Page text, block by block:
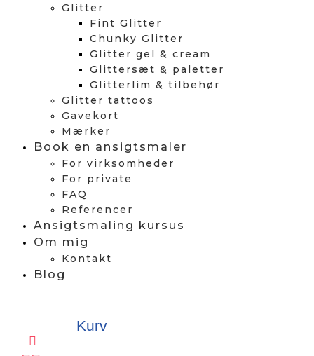
Glitter
Fint Glitter
Chunky Glitter
Glitter gel & cream
Glittersæt & paletter
Glitterlim & tilbehør
Glitter tattoos
Gavekort
Mærker
Book en ansigtsmaler
For virksomheder
For private
FAQ
Referencer
Ansigtsmaling kursus
Om mig
Kontakt
Blog
Kurv